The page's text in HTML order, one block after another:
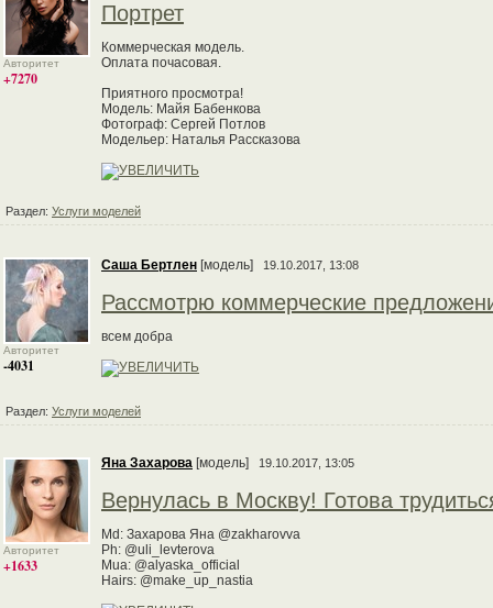
Авторитет
+7270
Портрет
Коммерческая модель.
Оплата почасовая.
Приятного просмотра!
Модель: Майя Бабенкова
Фотограф: Сергей Потлов
Модельер: Наталья Рассказова
Раздел: Услуги моделей
Авторитет
-4031
Саша Бертлен [модель] 19.10.2017, 13:08
Рассмотрю коммерческие
всем добра
Раздел: Услуги моделей
Авторитет
+1633
Яна Захарова [модель] 19.10.2017, 13:05
Вернулась в Москву! Готова
Md: Захарова Яна @zakharovva
Ph: @uli_levterova
Mua: @alyaska_official
Hairs: @make_up_nastia